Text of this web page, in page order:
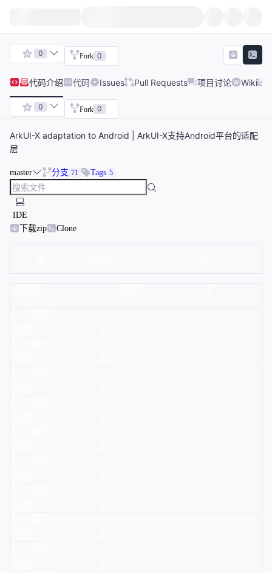
0 Fork 0
代码介绍 代码 Issues Pull Requests 项目讨论 Wiki
0 Fork 0
ArkUI-X adaptation to Android | ArkUI-X支持Android平台的适配
层
master 分支 71 Tags 5
IDE
下载zip
Clone